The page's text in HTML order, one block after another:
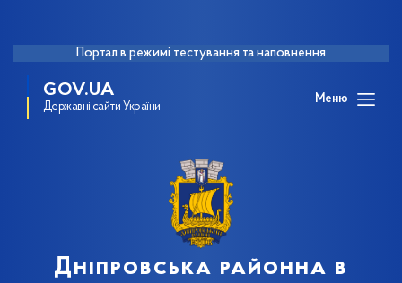
Портал в режимі тестування та наповнення
GOV.UA
Державні сайти України
Меню
Дніпровська районна в